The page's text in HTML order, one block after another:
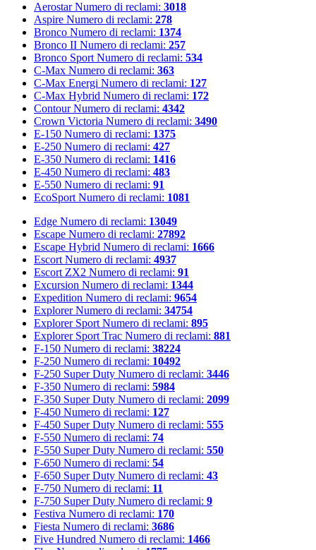
Aerostar Numero di reclami: 3018
Aspire Numero di reclami: 278
Bronco Numero di reclami: 1374
Bronco II Numero di reclami: 257
Bronco Sport Numero di reclami: 534
C-Max Numero di reclami: 363
C-Max Energi Numero di reclami: 127
C-Max Hybrid Numero di reclami: 172
Contour Numero di reclami: 4342
Crown Victoria Numero di reclami: 3490
E-150 Numero di reclami: 1375
E-250 Numero di reclami: 427
E-350 Numero di reclami: 1416
E-450 Numero di reclami: 483
E-550 Numero di reclami: 91
EcoSport Numero di reclami: 1081
Edge Numero di reclami: 13049
Escape Numero di reclami: 27892
Escape Hybrid Numero di reclami: 1666
Escort Numero di reclami: 4937
Escort ZX2 Numero di reclami: 91
Excursion Numero di reclami: 1344
Expedition Numero di reclami: 9654
Explorer Numero di reclami: 34754
Explorer Sport Numero di reclami: 895
Explorer Sport Trac Numero di reclami: 881
F-150 Numero di reclami: 38224
F-250 Numero di reclami: 10492
F-250 Super Duty Numero di reclami: 3446
F-350 Numero di reclami: 5984
F-350 Super Duty Numero di reclami: 2099
F-450 Numero di reclami: 127
F-450 Super Duty Numero di reclami: 555
F-550 Numero di reclami: 74
F-550 Super Duty Numero di reclami: 550
F-650 Numero di reclami: 54
F-650 Super Duty Numero di reclami: 43
F-750 Numero di reclami: 11
F-750 Super Duty Numero di reclami: 9
Festiva Numero di reclami: 170
Fiesta Numero di reclami: 3686
Five Hundred Numero di reclami: 1466